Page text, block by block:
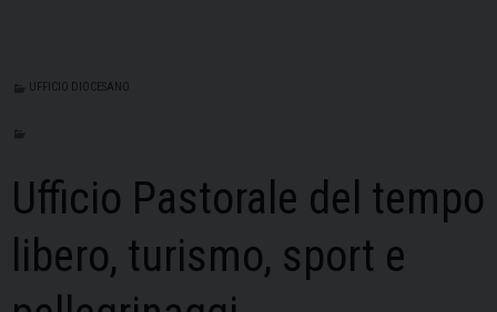
UFFICIO DIOCESANO
Ufficio Pastorale del tempo
libero, turismo, sport e